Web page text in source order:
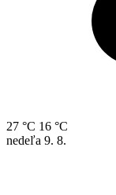
27 °C 16 °C
nedeľa 9. 8.